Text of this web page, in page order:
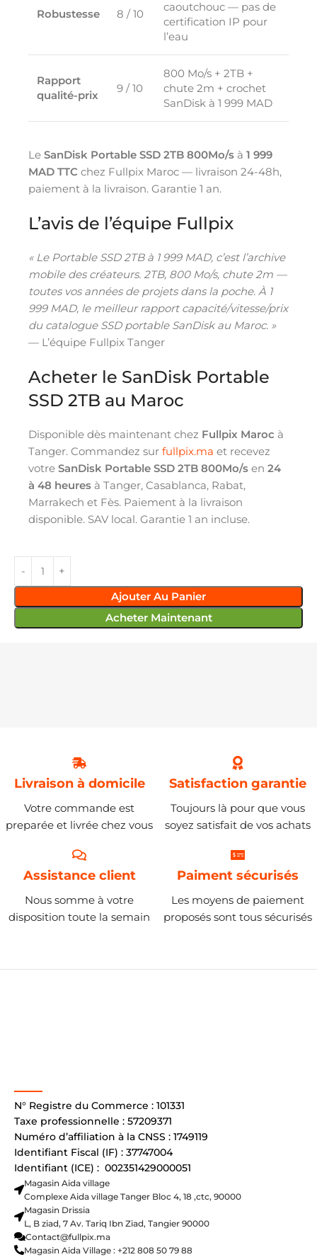
Robustesse 8 / 10
caoutchouc — pas de
certification IP pour
l’eau
Rapport
qualité-prix
9 / 10
800 Mo/s + 2TB +
chute 2m + crochet
SanDisk à 1 999 MAD
Le SanDisk Portable SSD 2TB 800Mo/s à 1 999
MAD TTC chez Fullpix Maroc — livraison 24-48h,
paiement à la livraison. Garantie 1 an.
L’avis de l’équipe Fullpix
« Le Portable SSD 2TB à 1 999 MAD, c’est l’archive
mobile des créateurs. 2TB, 800 Mo/s, chute 2m —
toutes vos années de projets dans la poche. À 1
999 MAD, le meilleur rapport capacité/vitesse/prix
du catalogue SSD portable SanDisk au Maroc. »
— L’équipe Fullpix Tanger
Acheter le SanDisk Portable
SSD 2TB au Maroc
Disponible dès maintenant chez Fullpix Maroc à
Tanger. Commandez sur fullpix.ma et recevez
votre SanDisk Portable SSD 2TB 800Mo/s en 24
à 48 heures à Tanger, Casablanca, Rabat,
Marrakech et Fès. Paiement à la livraison
disponible. SAV local. Garantie 1 an incluse.
Ajouter Au Panier
Acheter Maintenant
Livraison à domicile
Votre commande est
preparée et livrée chez vous
Satisfaction garantie
Toujours là pour que vous
soyez satisfait de vos achats
Assistance client
Nous somme à votre
disposition toute la semain
Paiment sécurisés
Les moyens de paiement
proposés sont tous sécurisés
N° Registre du Commerce : 101331
Taxe professionnelle : 57209371
Numéro d’affiliation à la CNSS : 1749119
Identifiant Fiscal (IF) : 37747004
Identifiant (ICE) : 002351429000051
Magasin Aida village
Complexe Aida village Tanger Bloc 4, 18 ,ctc, 90000
Magasin Drissia
L, B ziad, 7 Av. Tariq Ibn Ziad, Tangier 90000
Contact@fullpix.ma
Magasin Aida Village : +212 808 50 79 88